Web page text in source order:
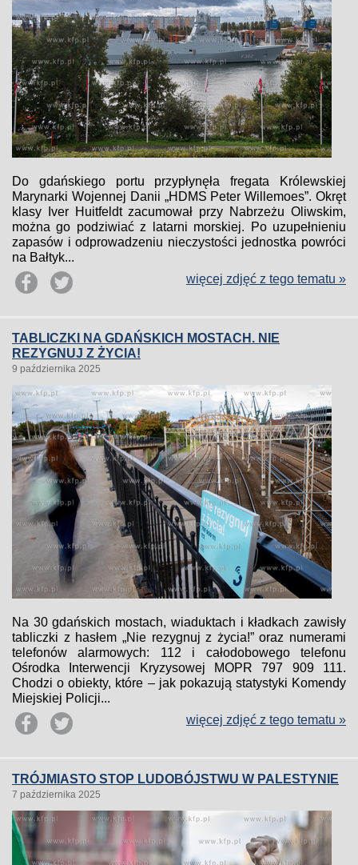
Do gdańskiego portu przypłynęła fregata Królewskiej
Marynarki Wojennej Danii „HDMS Peter Willemoes”. Okręt
klasy Iver Huitfeldt zacumował przy Nabrzeżu Oliwskim,
można go podziwiać z latarni morskiej. Po uzupełnieniu
zapasów i odprowadzeniu nieczystości jednostka powróci
na Bałtyk...
więcej zdjęć z tego tematu »
TABLICZKI NA GDAŃSKICH MOSTACH. NIE
REZYGNUJ Z ŻYCIA!
9 października 2025
Na 30 gdańskich mostach, wiaduktach i kładkach zawisły
tabliczki z hasłem „Nie rezygnuj z życia!” oraz numerami
telefonów alarmowych: 112 i całodobowego telefonu
Ośrodka Interwencji Kryzysowej MOPR 797 909 111.
Chodzi o obiekty, które – jak pokazują statystyki Komendy
Miejskiej Policji...
więcej zdjęć z tego tematu »
TRÓJMIASTO STOP LUDOBÓJSTWU W PALESTYNIE
7 października 2025